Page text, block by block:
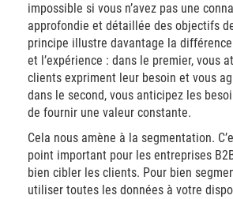
impossible si vous n’avez pas une
approfondie et détaillée des objectifs
principe illustre davantage la
et l’expérience : dans le premier, vous
clients expriment leur besoin et vous
dans le second, vous anticipez les
de fournir une valeur constante.
Cela nous amène à la segmentation.
point important pour les entreprises
bien cibler les clients. Pour bien
utiliser toutes les données à votre